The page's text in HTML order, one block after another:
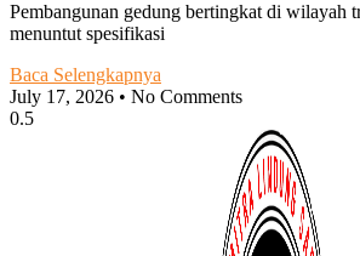
Pembangunan gedung bertingkat di wilayah
menuntut spesifikasi
Baca Selengkapnya
July 17, 2026
No Comments